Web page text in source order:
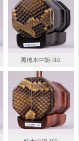
黑檀木中胡-302